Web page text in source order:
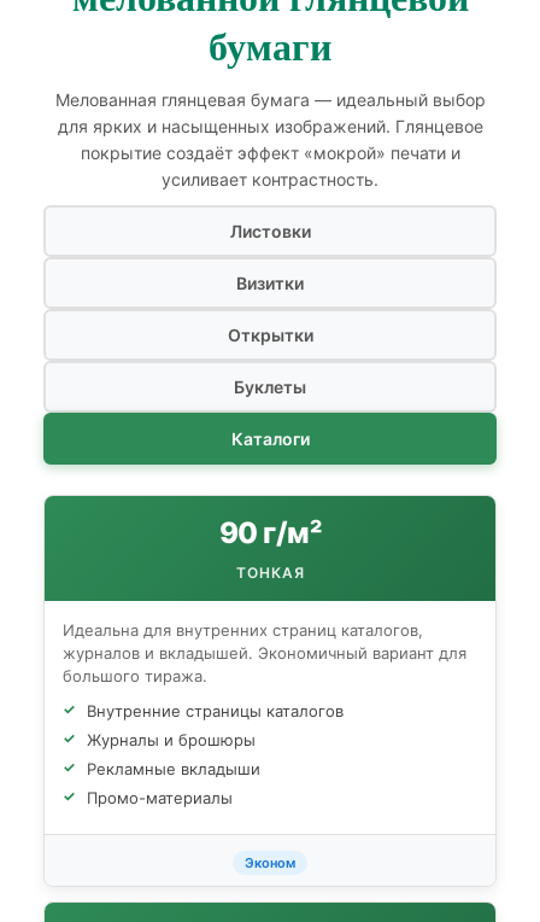
бумаги
Мелованная глянцевая бумага — идеальный выбор
для ярких и насыщенных изображений. Глянцевое
покрытие создаёт эффект «мокрой» печати и
усиливает контрастность.
Листовки
Визитки
Открытки
Буклеты
Каталоги
90 г/м²
ТОНКАЯ
Идеальна для внутренних страниц каталогов,
журналов и вкладышей. Экономичный вариант для
большого тиража.
Внутренние страницы каталогов
Журналы и брошюры
Рекламные вкладыши
Промо-материалы
Эконом